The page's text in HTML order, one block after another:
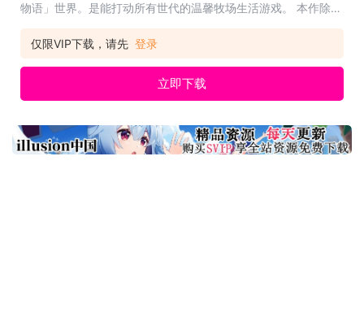
物语」世界。是能打动所有世代的温馨牧场生活游戏。 本作除了
许多活用「哆啦A梦」「秘密道具」的乐趣！本作还加上了许多
仅限VIP下载，请先 登录
立即下载